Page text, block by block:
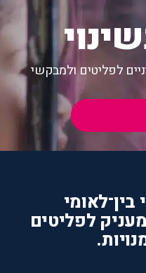
לפליטים ולמבקשי
לפליטים